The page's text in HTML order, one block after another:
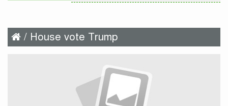
/ House vote Trump